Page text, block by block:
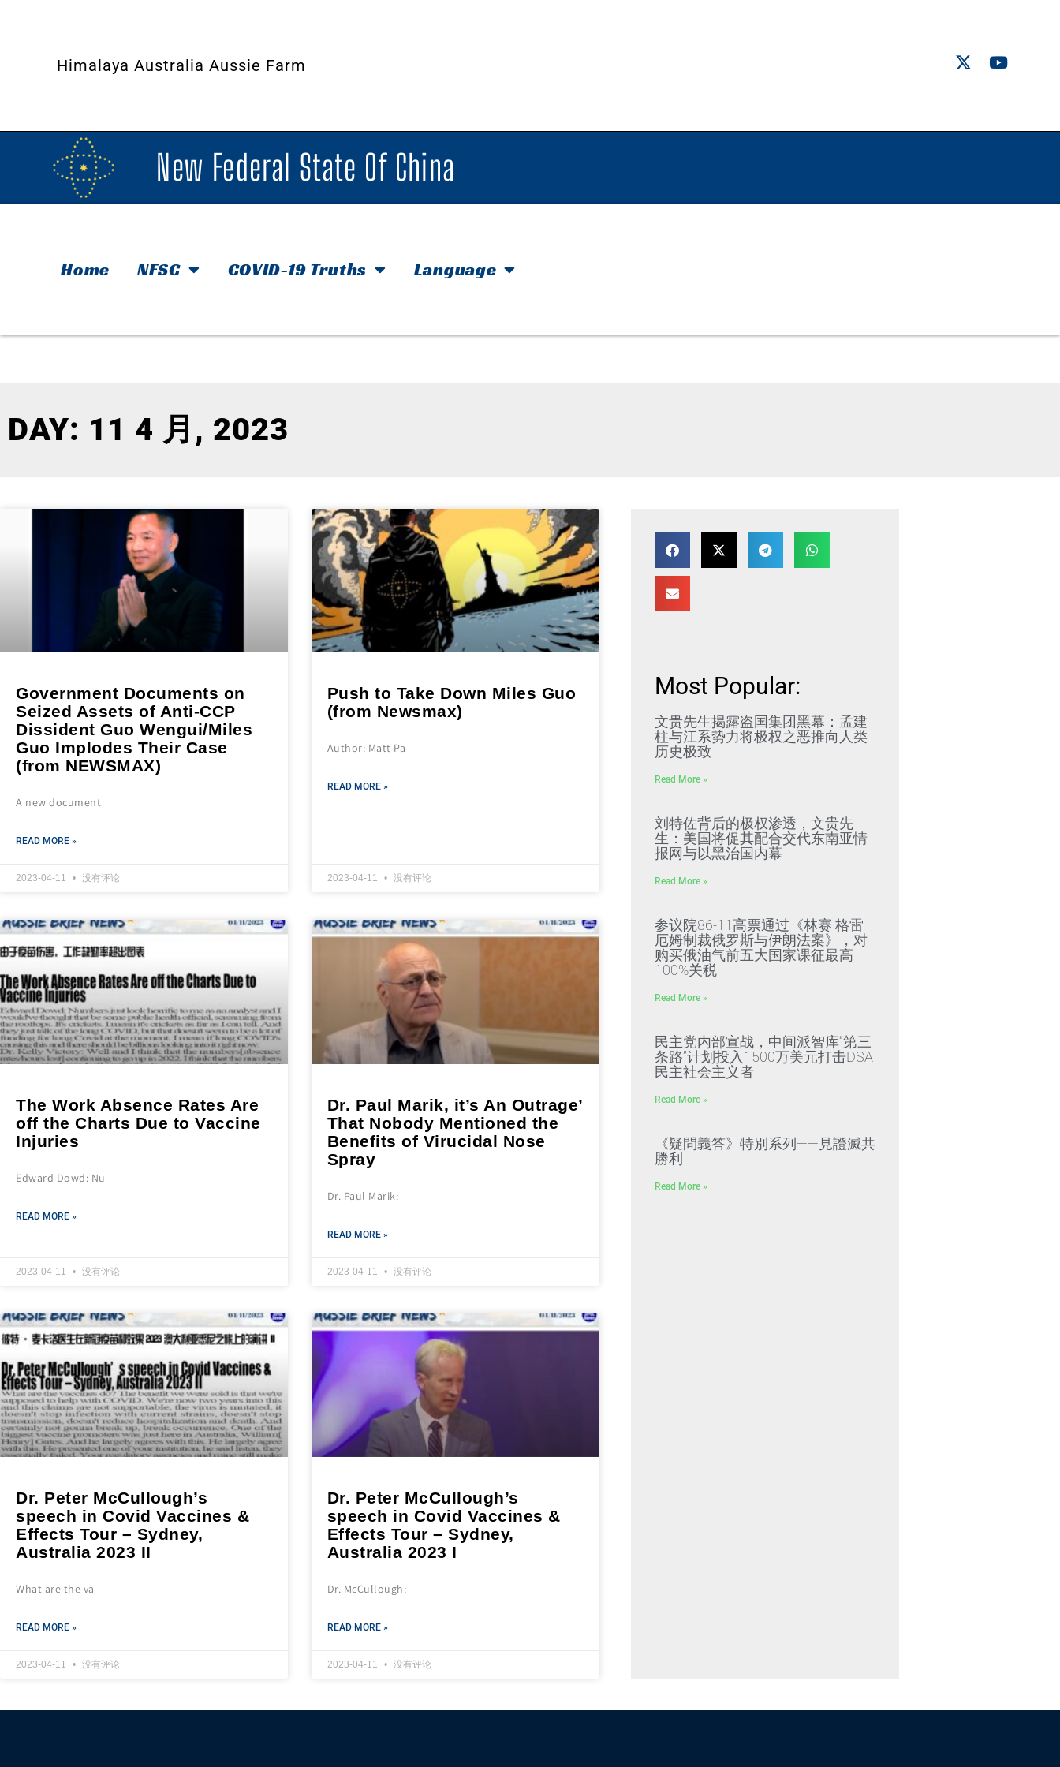
Himalaya Australia Aussie Farm
New Federal State Of China
Home NFSC COVID-19 Truths Language
DAY: 11 4 月, 2023
Government Documents on
Seized Assets of Anti-CCP
Dissident Guo Wengui/Miles
Guo Implodes Their Case
(from NEWSMAX)
A new document
READ MORE »
2023-04-11 没有评论
Push to Take Down Miles Guo
(from Newsmax)
Author: Matt Pa
READ MORE »
2023-04-11 没有评论
The Work Absence Rates Are
off the Charts Due to Vaccine
Injuries
Edward Dowd: Nu
READ MORE »
2023-04-11 没有评论
Dr. Paul Marik, it’s An Outrage’
That Nobody Mentioned the
Benefits of Virucidal Nose
Spray
Dr. Paul Marik:
READ MORE »
2023-04-11 没有评论
Dr. Peter McCullough’s
speech in Covid Vaccines &
Effects Tour – Sydney,
Australia 2023 II
What are the va
READ MORE »
2023-04-11 没有评论
Dr. Peter McCullough’s
speech in Covid Vaccines &
Effects Tour – Sydney,
Australia 2023 I
Dr. McCullough:
READ MORE »
2023-04-11 没有评论
Most Popular:
文贵先生揭露盗国集团黑幕：孟建
柱与江系势力将极权之恶推向人类
历史极致
Read More »
刘特佐背后的极权渗透，文贵先
生：美国将促其配合交代东南亚情
报网与以黑治国内幕
Read More »
参议院86-11高票通过《林赛·格雷
厄姆制裁俄罗斯与伊朗法案》，对
购买俄油气前五大国家课征最高
100%关税
Read More »
民主党内部宣战，中间派智库“第三
条路”计划投入1500万美元打击DSA
民主社会主义者
Read More »
《疑問義答》特別系列——見證滅共
勝利
Read More »